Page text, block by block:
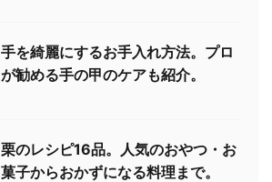
手を綺麗にするお手入れ方法。プロ
が勧める手の甲のケアも紹介。
栗のレシピ16品。人気のおやつ・お
菓子からおかずになる料理まで。